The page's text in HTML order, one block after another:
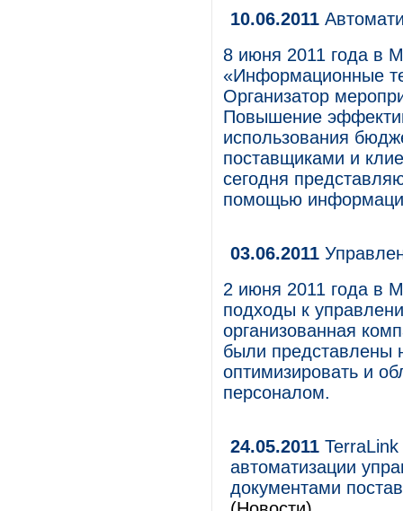
10.06.2011
8 июня 2011 года в
«Информационные
Организатор
Повышение
использования
поставщиками и
сегодня
помощью
03.06.2011
2 июня 2011 года в
подходы к
организованная
были представлены
оптимизировать и
персоналом.
24.05.2011
автоматизации
документами